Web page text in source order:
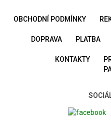
OBCHODNÍ PODMÍNKY
DOPRAVA PLATBA
KONTAKTY